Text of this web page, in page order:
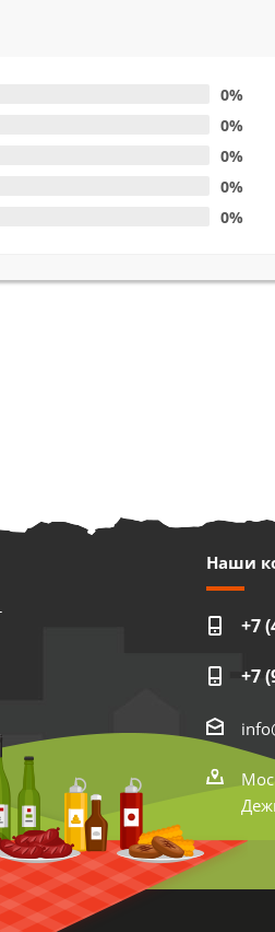
0%
0%
0%
0%
0%
Наши
+7
+7